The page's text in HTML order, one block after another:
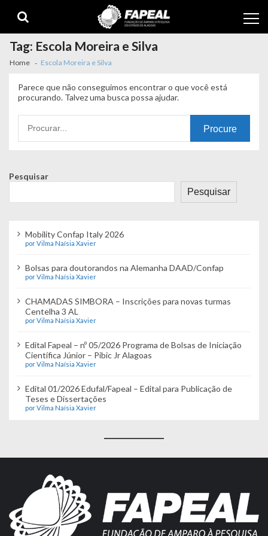
navigation
content
Tag: Escola Moreira e Silva
Home Escola Moreira e Silva
Parece que não conseguimos encontrar o que você está
procurando. Talvez uma busca possa ajudar.
por:
Pesquisar
Pesquisar
Mobility Confap Italy 2026
por Vilma Naísia Xavier
Bolsas para doutorandos na Alemanha DAAD/Confap
por Vilma Naísia Xavier
CHAMADAS SIMBORA – Inscrições para novas turmas
Centelha 3 AL
por Vilma Naísia Xavier
Edital Fapeal – nº 05/2026 Programa de Bolsas de Iniciação
Científica Júnior – Pibic Jr Alagoas
por Vilma Naísia Xavier
Edital 01/2026 Edufal/Fapeal – Edital para Publicação de
Teses e Dissertações
por Vilma Naísia Xavier